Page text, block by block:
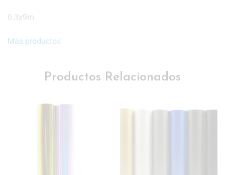
0.3x9m
Más productos
Productos Relacionados